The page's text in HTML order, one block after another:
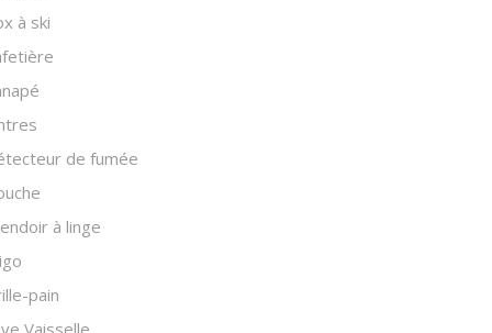
à ski
de fumée
à linge
pain
Vaisselle